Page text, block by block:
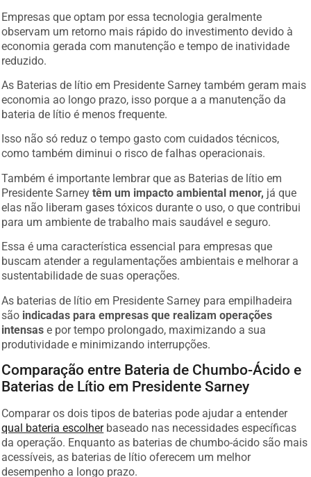
Empresas que optam por essa tecnologia geralmente
observam um retorno mais rápido do investimento devido à
economia gerada com manutenção e tempo de inatividade
reduzido.
As Baterias de lítio em Presidente Sarney também geram mais
economia ao longo prazo, isso porque a a manutenção da
bateria de lítio é menos frequente.
Isso não só reduz o tempo gasto com cuidados técnicos,
como também diminui o risco de falhas operacionais.
Também é importante lembrar que as Baterias de lítio em
Presidente Sarneytêm um impacto ambiental menor, já que
elas não liberam gases tóxicos durante o uso, o que contribui
para um ambiente de trabalho mais saudável e seguro.
Essa é uma característica essencial para empresas que
buscam atender a regulamentações ambientais e melhorar a
sustentabilidade de suas operações.
As baterias de lítio em Presidente Sarney para empilhadeira
são indicadas para empresas que realizam operações
intensas e por tempo prolongado, maximizando a sua
produtividade e minimizando interrupções.
Comparação entre Bateria de Chumbo-Ácido e
Baterias de Lítio em Presidente Sarney
Comparar os dois tipos de baterias pode ajudar a entender
qual bateria escolherbaseado nas necessidades específicas
da operação. Enquanto as baterias de chumbo-ácido são mais
acessíveis, as baterias de lítio oferecem um melhor
desempenho a longo prazo.